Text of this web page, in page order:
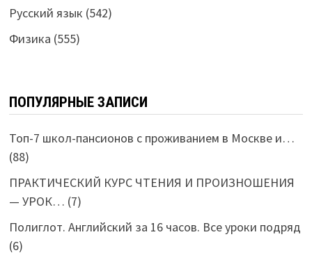
Русский язык (542)
Физика (555)
ПОПУЛЯРНЫЕ ЗАПИСИ
Топ-7 школ-пансионов с проживанием в Москве и…
(88)
ПРАКТИЧЕСКИЙ КУРС ЧТЕНИЯ И ПРОИЗНОШЕНИЯ
— УРОК… (7)
Полиглот. Английский за 16 часов. Все уроки подряд
(6)